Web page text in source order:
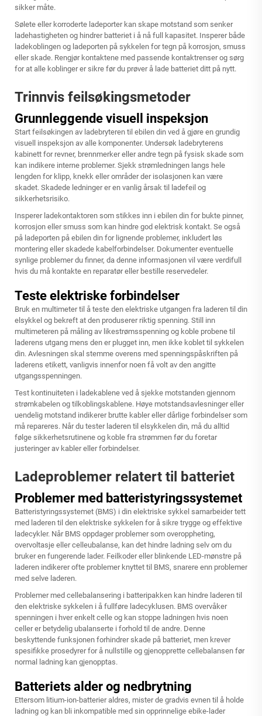
sikker måte.
Sølete eller korroderte ladeporter kan skape motstand som senker
ladehastigheten og hindrer batteriet i å nå full kapasitet. Insperer både
ladekoblingen og ladeporten på sykkelen for tegn på korrosjon, smuss
eller skade. Rengjør kontaktene med passende kontaktrenser og sørg
for at alle koblinger er sikre før du prøver å lade batteriet ditt på nytt.
Trinnvis feilsøkingsmetoder
Grunnleggende visuell inspeksjon
Start feilsøkingen av ladebryteren til ebilen din ved å gjøre en grundig
visuell inspeksjon av alle komponenter. Undersøk ladebryterens
kabinett for revner, brennmerker eller andre tegn på fysisk skade som
kan indikere interne problemer. Sjekk strømledningen langs hele
lengden for klipp, knekk eller områder der isolasjonen kan være
skadet. Skadede ledninger er en vanlig årsak til ladefeil og
sikkerhetsrisiko.
Insperer ladekontaktoren som stikkes inn i ebilen din for bukte pinner,
korrosjon eller smuss som kan hindre god elektrisk kontakt. Se også
på ladeporten på ebilen din for lignende problemer, inkludert løs
montering eller skadede kabelforbindelser. Dokumenter eventuelle
synlige problemer du finner, da denne informasjonen vil være verdifull
hvis du må kontakte en reparatør eller bestille reservedeler.
Teste elektriske forbindelser
Bruk en multimeter til å teste den elektriske utgangen fra laderen til din
elsykkel og bekreft at den produserer riktig spenning. Still inn
multimeteren på måling av likestrømsspenning og koble probene til
laderens utgang mens den er plugget inn, men ikke koblet til sykkelen
din. Avlesningen skal stemme overens med spenningspåskriften på
laderens etikett, vanligvis innenfor noen få volt av den angitte
utgangsspenningen.
Test kontinuiteten i ladekablene ved å sjekke motstanden gjennom
strømkabelen og tilkoblingskablene. Høye motstandsavlesninger eller
uendelig motstand indikerer brutte kabler eller dårlige forbindelser som
må repareres. Når du tester laderen til elsykkelen din, må du alltid
følge sikkerhetsrutinene og koble fra strømmen før du foretar
justeringer av kabler eller forbindelser.
Ladeproblemer relatert til batteriet
Problemer med batteristyringssystemet
Batteristyringssystemet (BMS) i din elektriske sykkel samarbeider tett
med laderen til den elektriske sykkelen for å sikre trygge og effektive
ladecykler. Når BMS oppdager problemer som overoppheting,
overvoltasje eller celleubalanse, kan det hindre ladning selv om du
bruker en fungerende lader. Feilkoder eller blinkende LED-mønstre på
laderen indikerer ofte problemer knyttet til BMS, snarere enn problemer
med selve laderen.
Problemer med cellebalansering i batteripakken kan hindre laderen til
den elektriske sykkelen i å fullføre ladecyklusen. BMS overvåker
spenningen i hver enkelt celle og kan stoppe ladningen hvis noen
celler er betydelig ubalanserte i forhold til de andre. Denne
beskyttende funksjonen forhindrer skade på batteriet, men krever
spesifikke prosedyrer for å nullstille og gjenopprette cellebalansen før
normal ladning kan gjenopptas.
Batteriets alder og nedbrytning
Ettersom litium-ion-batterier aldres, mister de gradvis evnen til å holde
ladning og kan bli inkompatible med sin opprinnelige ebike-lader